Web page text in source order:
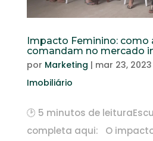
Impacto Feminino: como
comandam no mercado
por Marketing | mar 23, 2023
Imobiliário
🕑 5 minutos de
completa aqui: O